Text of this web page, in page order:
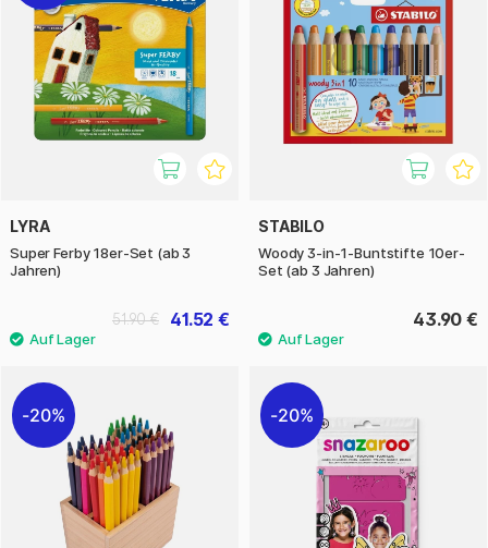
LYRA
Super Ferby 18er-Set (ab 3
Jahren)
41.52 €
51.90 €
STABILO
Woody 3-in-1-Buntstifte 10er-
Set (ab 3 Jahren)
43.90 €
20% 20%